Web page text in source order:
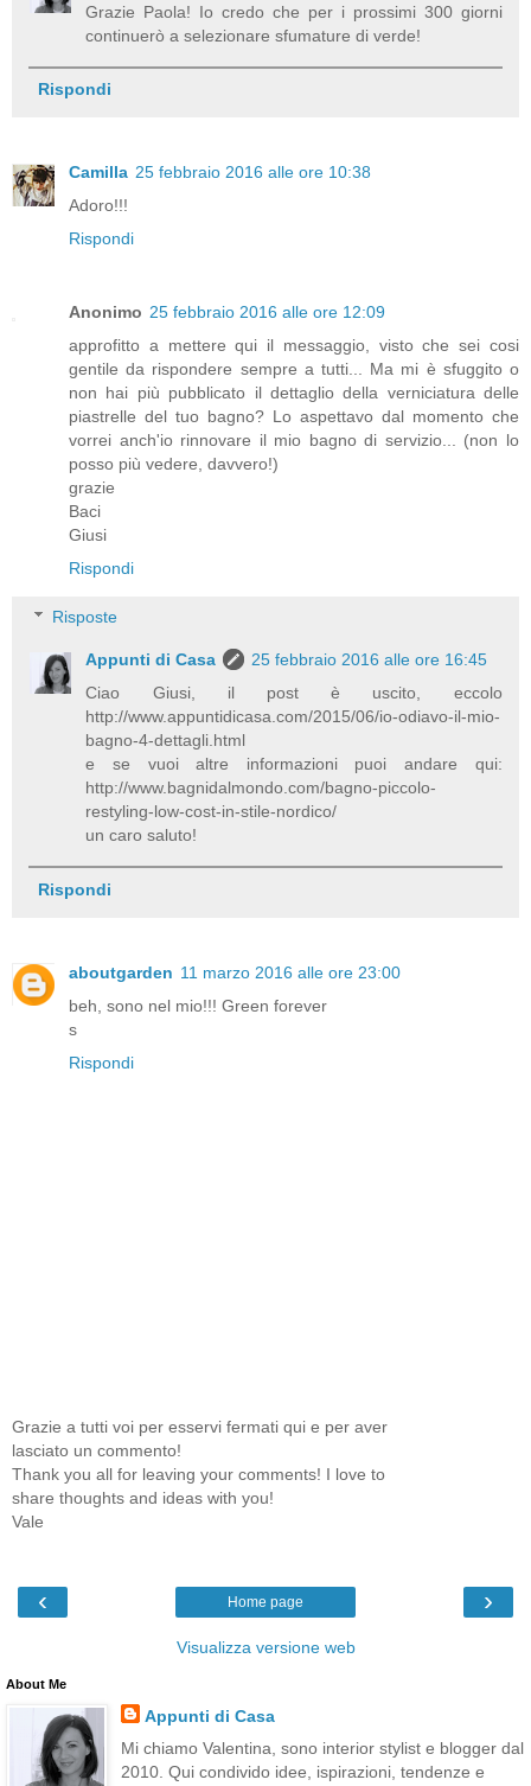
Grazie Paola! Io credo che per i prossimi 300 giorni
continuerò a selezionare sfumature di verde!
Rispondi
Camilla 25 febbraio 2016 alle ore 10:38
Adoro!!!
Rispondi
Anonimo 25 febbraio 2016 alle ore 12:09
approfitto a mettere qui il messaggio, visto che sei cosi
gentile da rispondere sempre a tutti... Ma mi è sfuggito o
non hai più pubblicato il dettaglio della verniciatura delle
piastrelle del tuo bagno? Lo aspettavo dal momento che
vorrei anch'io rinnovare il mio bagno di servizio... (non lo
posso più vedere, davvero!)
grazie
Baci
Giusi
Rispondi
Risposte
Appunti di Casa
25 febbraio 2016 alle ore 16:45
Ciao Giusi, il post è uscito, eccolo
http://www.appuntidicasa.com/2015/06/io-odiavo-il-mio-
bagno-4-dettagli.html
e se vuoi altre informazioni puoi andare qui:
http://www.bagnidalmondo.com/bagno-piccolo-
restyling-low-cost-in-stile-nordico/
un caro saluto!
Rispondi
aboutgarden 11 marzo 2016 alle ore 23:00
beh, sono nel mio!!! Green forever
s
Rispondi
Grazie a tutti voi per esservi fermati qui e per aver
lasciato un commento!
Thank you all for leaving your comments! I love to
share thoughts and ideas with you!
Vale
‹ ›
Home page
Visualizza versione web
About Me
Appunti di Casa
Mi chiamo Valentina, sono interior stylist e blogger dal
2010. Qui condivido idee, ispirazioni, tendenze e